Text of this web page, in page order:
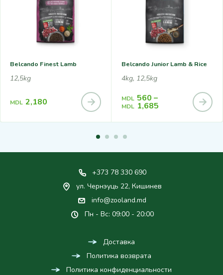
Belcando Finest Lamb
12,5kg
MDL 2,180
Belcando Junior Lamb & Rice
4kg, 12,5kg
MDL 560 –
MDL 1,685
+373 78 330 690
ул. Чернэуць 22, Кишинев
info@zooland.md
Пн - Вс: 09:00 - 20:00
Доставка
Политика возврата
Политика конфиденциальности